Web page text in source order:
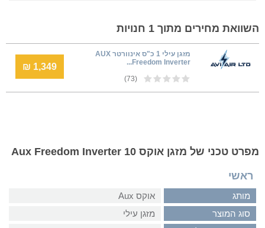
השוואת מחירים מתוך 1 חנויות
מזגן עילי 1 כ"ס אינוורטר AUX
Freedom Inverter...
(73)
1,349 ₪
מפרט טכני של מזגן אוקס Aux Freedom Inverter 10
ראשי
מותג
אוקס Aux
סוג המוצר
מזגן עילי